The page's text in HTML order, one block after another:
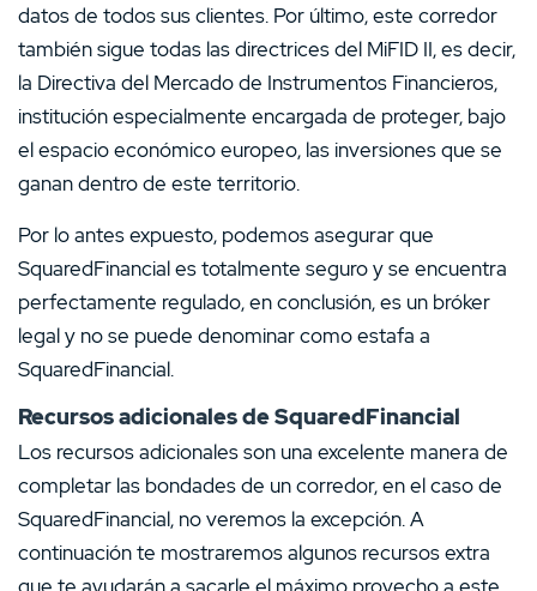
datos de todos sus clientes. Por último, este corredor
también sigue todas las directrices del MiFID II, es decir,
la Directiva del Mercado de Instrumentos Financieros,
institución especialmente encargada de proteger, bajo
el espacio económico europeo, las inversiones que se
ganan dentro de este territorio.
Por lo antes expuesto, podemos asegurar que
SquaredFinancial es totalmente seguro y se encuentra
perfectamente regulado, en conclusión, es un bróker
legal y no se puede denominar como estafa a
SquaredFinancial.
Recursos adicionales de SquaredFinancial
Los recursos adicionales son una excelente manera de
completar las bondades de un corredor, en el caso de
SquaredFinancial, no veremos la excepción. A
continuación te mostraremos algunos recursos extra